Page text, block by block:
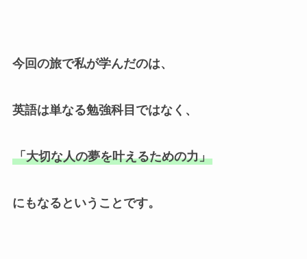
今回の旅で私が学んだのは、
英語は単なる勉強科目ではなく、
「大切な人の夢を叶えるための力」
にもなるということです。